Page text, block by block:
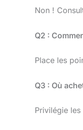
Non !
Q2 :
Place les
Q3 : Où
Privilégie